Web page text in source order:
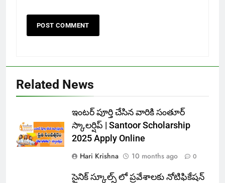
Related News
ఇంటర్ పూర్తి చేసిన వారికి సంతూర్
స్కాలర్షిప్ | Santoor Scholarship
2025 Apply Online
Hari Krishna
10 months ago 0
సైనిక్ స్కూల్స్ లో ప్రవేశాలకు నోటిఫికేషన్